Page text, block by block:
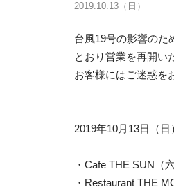
2019.10.13（日）
台風19号の影響のた
とおり営業を再開い
お客様にはご迷惑を
2019年10月13日（日
・Cafe THE SUN（
・Restaurant THE